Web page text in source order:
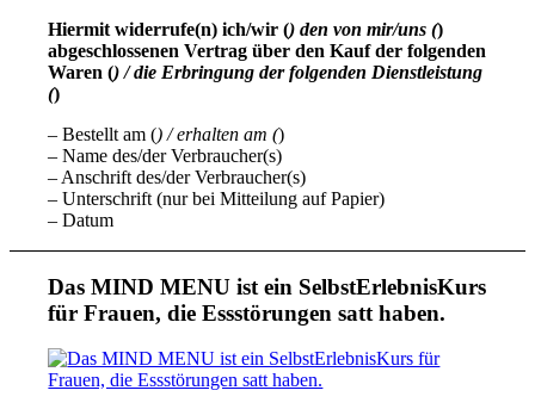
Hiermit widerrufe(n) ich/wir () den von mir/uns ()
abgeschlossenen Vertrag über den Kauf der folgenden
Waren () / die Erbringung der folgenden Dienstleistung
()
– Bestellt am () / erhalten am ()
– Name des/der Verbraucher(s)
– Anschrift des/der Verbraucher(s)
– Unterschrift (nur bei Mitteilung auf Papier)
– Datum
Das MIND MENU ist ein SelbstErlebnisKurs
für Frauen, die Essstörungen satt haben.